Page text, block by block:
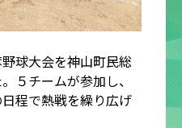
球大会を神山町民総
５チームが参加し、
程で熱戦を繰り広げ